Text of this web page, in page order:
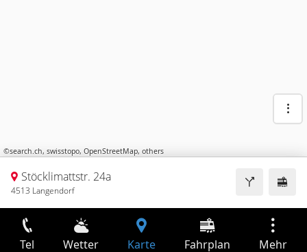
©search.ch, swisstopo, OpenStreetMap, others
Stöcklimattstr. 24a
4513 Langendorf
Tel Wetter Karte Fahrplan Mehr